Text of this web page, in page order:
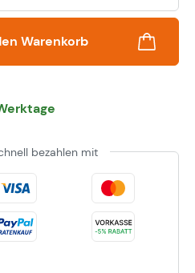
Warenkorb
bezahlen mit